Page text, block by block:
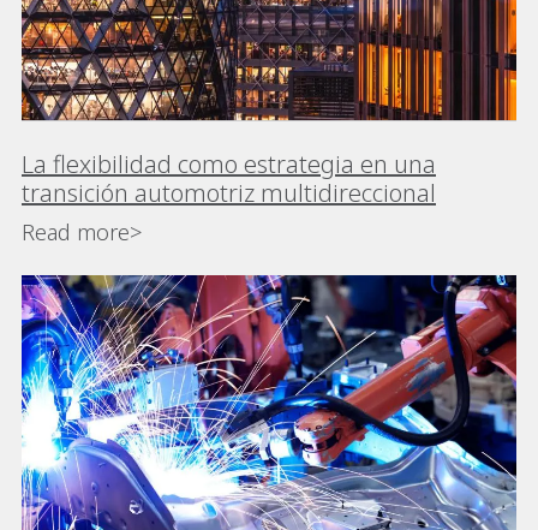
La flexibilidad como estrategia en una
transición automotriz multidireccional
Read more>